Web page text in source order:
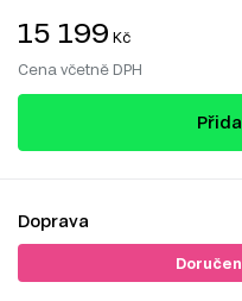
15 199 Kč
Cena včetně DPH
Doprava